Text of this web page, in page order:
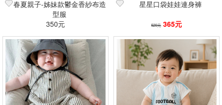
春夏親子-姊妹款鬱金香紗布造
型服
350元
星星口袋娃娃連身褲
520元 365元